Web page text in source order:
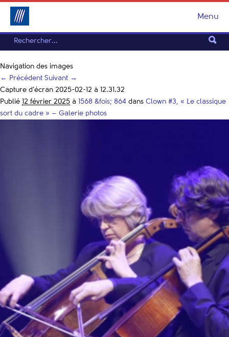
Menu
Navigation des images
← Précédent Suivant →
Capture d’écran 2025-02-12 à 12.31.32
Publié 12 février 2025 à 1568 &fois; 864 dans Clown #3, « Le classique
sort du cadre » – Galerie photos